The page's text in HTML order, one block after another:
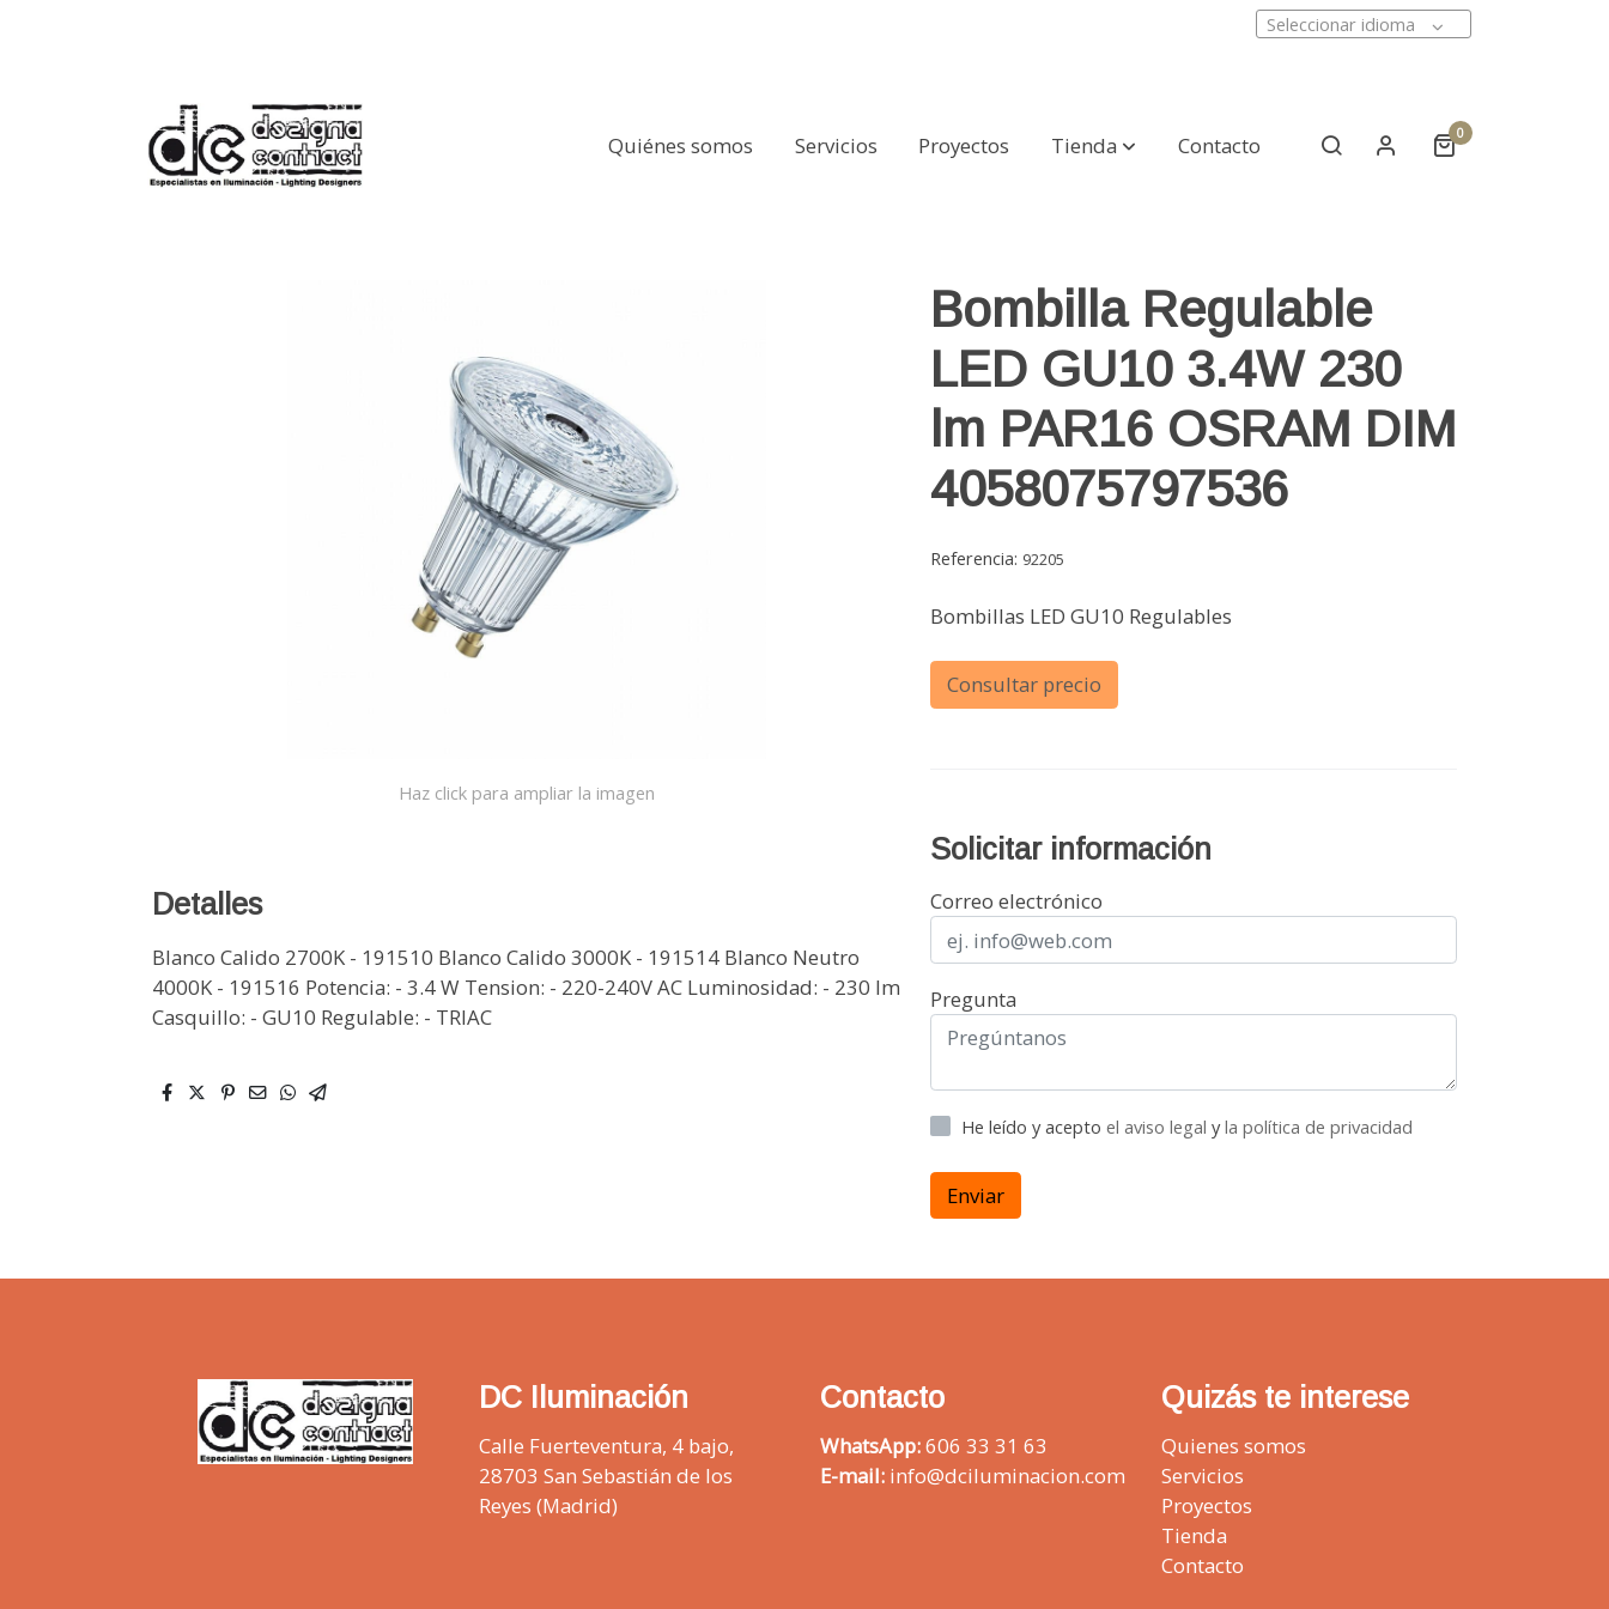
Seleccionar idioma
Quiénes somos Servicios Proyectos Tienda Contacto 0
Haz click para ampliar la imagen
Detalles
Blanco Calido 2700K - 191510 Blanco Calido 3000K - 191514 Blanco Neutro
4000K - 191516 Potencia: - 3.4 W Tension: - 220-240V AC Luminosidad: - 230 lm
Casquillo: - GU10 Regulable: - TRIAC
Bombilla Regulable
LED GU10 3.4W 230
lm PAR16 OSRAM DIM
4058075797536
Referencia: 92205
Bombillas LED GU10 Regulables
Consultar precio
Solicitar información
Correo electrónico
Pregunta
He leído y acepto el aviso legal yla política de privacidad
Enviar
DC Iluminación
Calle Fuerteventura, 4 bajo,
28703 San Sebastián de los
Reyes (Madrid)
Contacto
WhatsApp:606 33 31 63
E-mail: info@dciluminacion.com
Quizás te interese
Quienes somos
Servicios
Proyectos
Tienda
Contacto